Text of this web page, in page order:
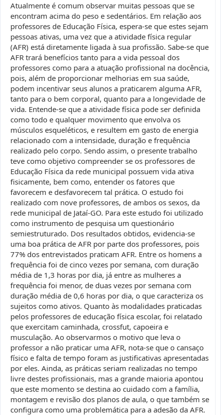
Atualmente é comum observar muitas pessoas que se
encontram acima do peso e sedentários. Em relação aos
professores de Educação Física, espera-se que estes sejam
pessoas ativas, uma vez que a atividade física regular
(AFR) está diretamente ligada à sua profissão. Sabe-se que
AFR trará benefícios tanto para a vida pessoal dos
professores como para a atuação profissional na docência,
pois, além de proporcionar melhorias em sua saúde,
podem incentivar seus alunos a praticarem alguma AFR,
tanto para o bem corporal, quanto para a longevidade de
vida. Entende-se que a atividade física pode ser definida
como todo e qualquer movimento que envolva os
músculos esqueléticos, e resultem em gasto de energia
relacionado com a intensidade, duração e frequência
realizado pelo corpo. Sendo assim, o presente trabalho
teve como objetivo compreender se os professores de
Educação Física da rede municipal possuem vida ativa
fisicamente, bem como, entender os fatores que
favorecem e desfavorecem tal prática. O estudo foi
realizado com nove professores, de ambos os sexos, da
rede municipal de Jataí-GO. Para este estudo foi utilizado
como instrumento de pesquisa um questionário
semiestruturado. Dos resultados obtidos, evidencia-se
uma boa prática de AFR por parte dos professores, pois
77% dos entrevistados praticam AFR. Entre os homens a
frequência foi de cinco vezes por semana, com duração
média de 1,3 horas por dia, já entre as mulheres a
frequência foi menor, de duas vezes por semana com
duração média de 0,6 horas por dia, o que caracteriza os
sujeitos como ativos. Quanto às modalidades praticadas
pelos professores de educação física escolar, foi relatado
que exercitam caminhada, crossfut, capoeira e
musculação. Ao observarmos o motivo que leva o
professor a não praticar uma AFR, nota-se que o cansaço
físico e falta de tempo foram as justificativas apresentadas
por eles. Ainda, as práticas seriam realizadas no tempo
livre destes profissionais, mas a grande maioria apontou
que este momento se destina ao cuidado com a família,
montagem e revisão dos planos de aula, o que também se
configura como uma problemática para a adesão da AFR.